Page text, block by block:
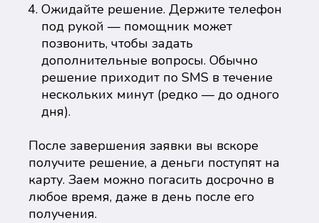
Ожидайте решение. Держите телефон
под рукой — помощник может
позвонить, чтобы задать
дополнительные вопросы. Обычно
решение приходит по SMS в течение
нескольких минут (редко — до одного
дня).
После завершения заявки вы вскоре
получите решение, а деньги поступят на
карту. Заем можно погасить досрочно в
любое время, даже в день после его
получения.